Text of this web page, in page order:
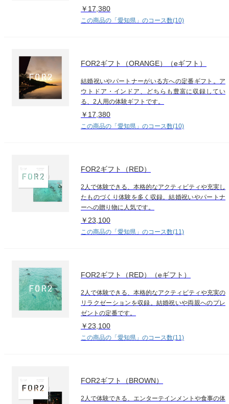
￥17,380
この商品の「愛知県」のコース数(10)
FOR2ギフト（ORANGE）（eギフト）
結婚祝いやパートナーがいる方への定番ギフト。ア
ウトドア・インドア、どちらも豊富に収録してい
る、2人用の体験ギフトです。
￥17,380
この商品の「愛知県」のコース数(10)
FOR2ギフト（RED）
2人で体験できる、本格的なアクティビティや充実し
たものづくり体験を多く収録。結婚祝いやパートナ
ーへの贈り物に人気です。
￥23,100
この商品の「愛知県」のコース数(11)
FOR2ギフト（RED）（eギフト）
2人で体験できる、本格的なアクティビティや充実の
リラクゼーションを収録。結婚祝いや両親へのプレ
ゼントの定番です。
￥23,100
この商品の「愛知県」のコース数(11)
FOR2ギフト（BROWN）
2人で体験できる、エンターテインメントや食事の体